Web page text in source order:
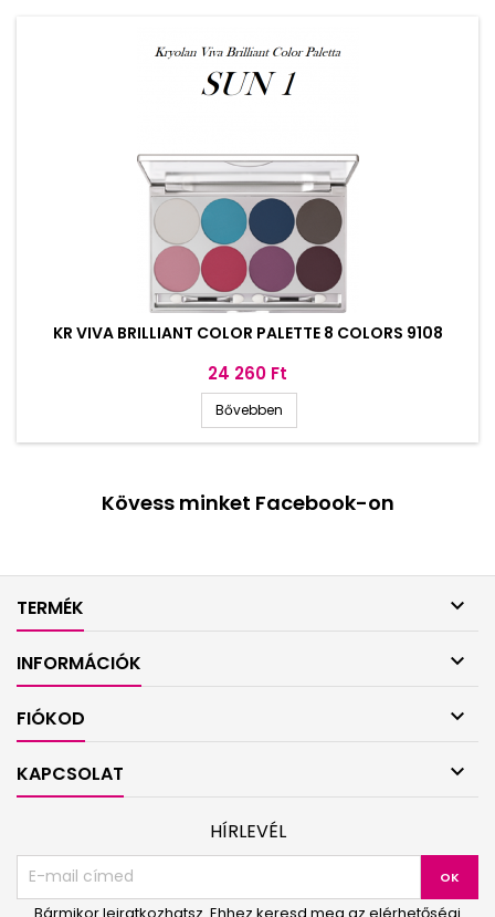
KR VIVA BRILLIANT COLOR PALETTE 8 COLORS 9108
Ár
24 260 Ft
Bővebben
Kövess minket Facebook-on
TERMÉK 
INFORMÁCIÓK 
FIÓKOD 
KAPCSOLAT 
HÍRLEVÉL
Bármikor leiratkozhatsz. Ehhez keresd meg az elérhetőségi